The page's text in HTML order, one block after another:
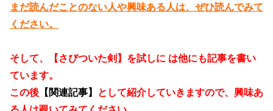
まだ読んだことのない人や興味ある人は、ぜひ読んでみて
ください。
そして、【さびついた剣】を試しに は他にも記事を書い
ています。
この後 【関連記事】
として紹介していきますので、興味あ